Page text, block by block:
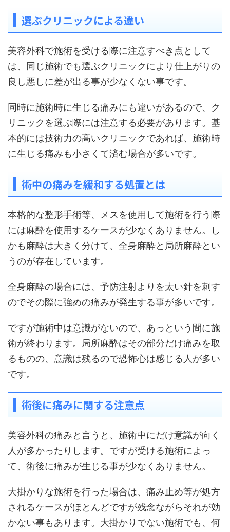
選ぶクリニックによる違い
美容外科で施術を受ける際に注意すべき点として
は、同じ施術でも選ぶクリニックにより仕上がりの
良し悪しに差が出る事が少なくない事です。
同時に施術時に生じる痛みにも違いがあるので、ク
リニックを選ぶ際には注意する必要があります。基
本的には技術力の高いクリニックであれば、施術時
に生じる痛みも小さくて済む場合が多いです。
術中の痛みを緩和する処置とは
本格的な整形手術等、メスを使用して施術を行う際
には麻酔を使用するケースが少なくありません。し
かも麻酔は大きく分けて、全身麻酔と局所麻酔とい
うのが存在しています。
全身麻酔の場合には、予防注射よりを太い針を刺す
のでその際に強めの痛みが発生する事が多いです。
ですが施術中は意識がないので、あっという間に施
術が終わります。局所麻酔はその部分だけ痛みを取
るものの、意識は残るので恐怖心は感じる人が多い
です。
術後に痛みに関する注意点
美容外科の痛みと言うと、施術中にだけ意識が向く
人が多かったりします。ですが受ける施術によっ
て、術後に痛みが生じる事が少なくありません。
大掛かりな施術を行った場合は、痛み止め等が処方
されるケースがほとんどですが残念ながらそれが効
かない事もあります。大掛かりでない施術でも、何